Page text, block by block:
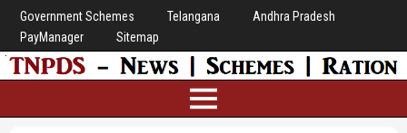
Government Schemes Telangana
Andhra Pradesh
PayManager
Sitemap